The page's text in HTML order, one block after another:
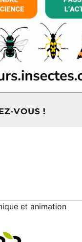
VOUS !
et animation